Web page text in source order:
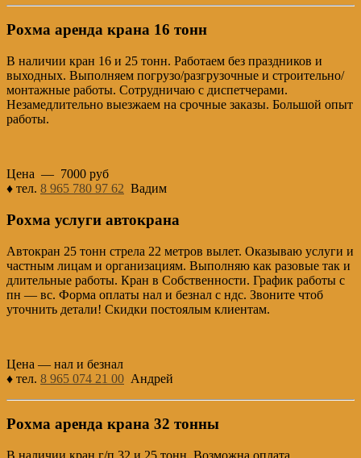
Рохма аренда крана 16 тонн
В наличии кран 16 и 25 тонн. Работаем без праздников и
выходных. Выполняем погрузо/разгрузочные и строительно/
монтажные работы. Сотрудничаю с диспетчерами.
Незамедлительно выезжаем на срочные заказы. Большой опыт
работы.
Цена — 7000 руб
♦ тел. 8 965 780 97 62 Вадим
Рохма услуги автокрана
Автокран 25 тонн стрела 22 метров вылет. Оказываю услуги и
частным лицам и организациям. Выполняю как разовые так и
длительные работы. Кран в Собственности. График работы с
пн — вс. Форма оплаты нал и безнал с ндс. Звоните чтоб
уточнить детали! Скидки постоялым клиентам.
Цена — нал и безнал
♦ тел. 8 965 074 21 00 Андрей
Рохма аренда крана 32 тонны
В наличии кран г/п 32 и 25 тонн. Возможна оплата